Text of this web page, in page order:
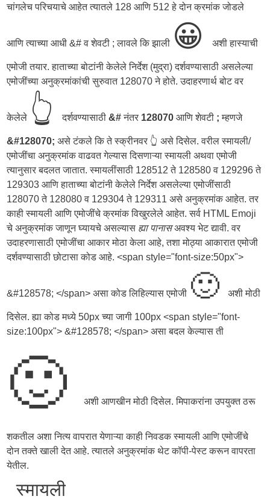
चांगलेच परिचयाचे आहेत त्यातले 128 आणि 512 हे दोन क्रमांक जोडले
आणि त्याच्या आधी &# व शेवटी ; लावले कि झाली 😀अशी हास्याची
एमोजी तयार. हाताच्या बोटांनी केलेले निर्देश (मुद्रा) दर्शवण्यासाठी असलेल्या
एमोजींच्या अनुक्रमांकांची सुरुवात 128070 ने होते. उदाहरणार्थ बोट वर
केलेले 👆दर्शवण्यासाठी&#नंतर 128070 आणि शेवटी ;म्हणजे
&#128070; असे टंकले कि ते स्क्रीनवर 👆 असे दिसेल. वरील स्मायली/
एमोजींचा अनुक्रमांक वाढवत गेल्यास दिसणाऱ्या स्मायली अथवा एमोजी
त्यानुसार बदलत जातात. स्मायलींसाठी 128512 ते 128580 व 129296 ते
129303 आणि हाताच्या बोटांनी केलेले निर्देश असलेल्या एमोजींसाठी
128070 ते 128080 व 129304 ते 129311 असे अनुक्रमांक आहेत. तर
काही स्मायली आणि एमोजींचे क्रमांक विखुरलेले आहेत. सर्व HTML Emoji
चे अनुक्रमांक जाणून घ्यायचे असल्यास ह्या पानासअवश्य भेट द्यावी. वर
उदाहरणासाठी एमोजींचा आकार मोठा केला आहे, तशा मोठ्या आकारात एमोजी
दर्शवण्यासाठी छोटासा कोड आहे. <span style="font-size:50px">
&#128578; </span> असा कोड लिहिल्यास एमोजी 🙂अशी मोठी
दिसेल. ह्या कोड मध्ये 50px च्या जागी 100px <span style="font-
size:100px"> &#128578; </span> असा बदल केल्यास ती
🙂अशी आणखीन मोठी दिसेल. मिपाकरांना उपयुक्त ठरू
शकतील अशा नित्य वापरात येणाऱ्या काही निवडक स्मायली आणि एमोजींचे
दोन तक्ते खाली देत आहे. त्यातले अनुक्रमांक थेट कॉपी-पेस्ट करून वापरता
येतील.
स्मायली